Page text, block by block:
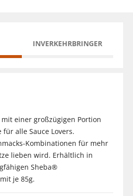
INVERKEHRBRINGER
einer großzügigen Portion
alle Sauce Lovers.
Kombinationen für mehr
lieben wird. Erhältlich in
Sheba®
je 85g.